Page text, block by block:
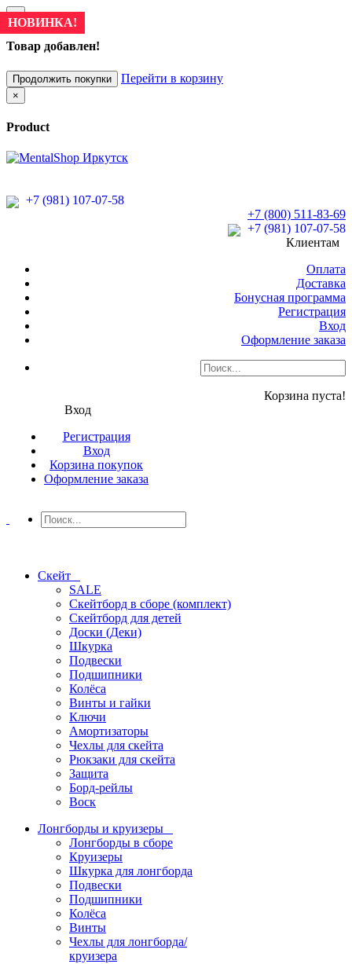
×
Товар добавлен!
Продолжить покупки Перейти в корзину
×
Product
+7 (981) 107-07-58
+7 (800) 511-83-69
+7 (981) 107-07-58
Клиентам
Оплата
Доставка
Бонусная программа
Регистрация
Вход
Оформление заказа
Корзина пуста!
Вход
Регистрация
Вход
Корзина покупок
Оформление заказа
Скейт
SALE
Скейтборд в сборе (комплект)
Скейтборд для детей
Доски (Деки)
Шкурка
Подвески
Подшипники
Колёса
Винты и гайки
Ключи
Амортизаторы
Чехлы для скейта
Рюкзаки для скейта
Защита
Борд-рейлы
Воск
Лонгборды и круизеры
Лонгборды в сборе
Круизеры
Шкурка для лонгборда
Подвески
Подшипники
Колёса
Винты
Чехлы для лонгборда/
круизера
НОВИНКА!